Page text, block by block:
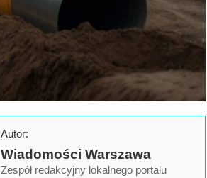
Autor:
Wiadomości Warszawa
Zespół redakcyjny lokalnego portalu